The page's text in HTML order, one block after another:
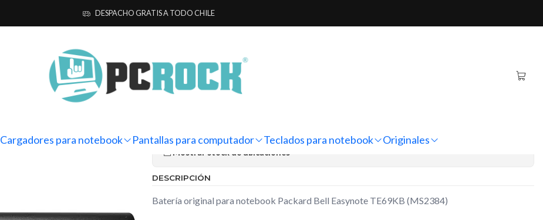
Cargadores para notebook Pantallas para computador Teclados para notebook Originales
DESPACHO GRATIS A TODO CHILE
Packard Bell Batería Original Notebook Packard Bell Easynote TE69KB (MS2384)
Batería Original Notebook Packard
Bell Easynote TE69KB (MS2384)
Mostrar stock de ubicaciones
DESCRIPCIÓN
Batería original para notebook Packard Bell Easynote TE69KB (MS2384)